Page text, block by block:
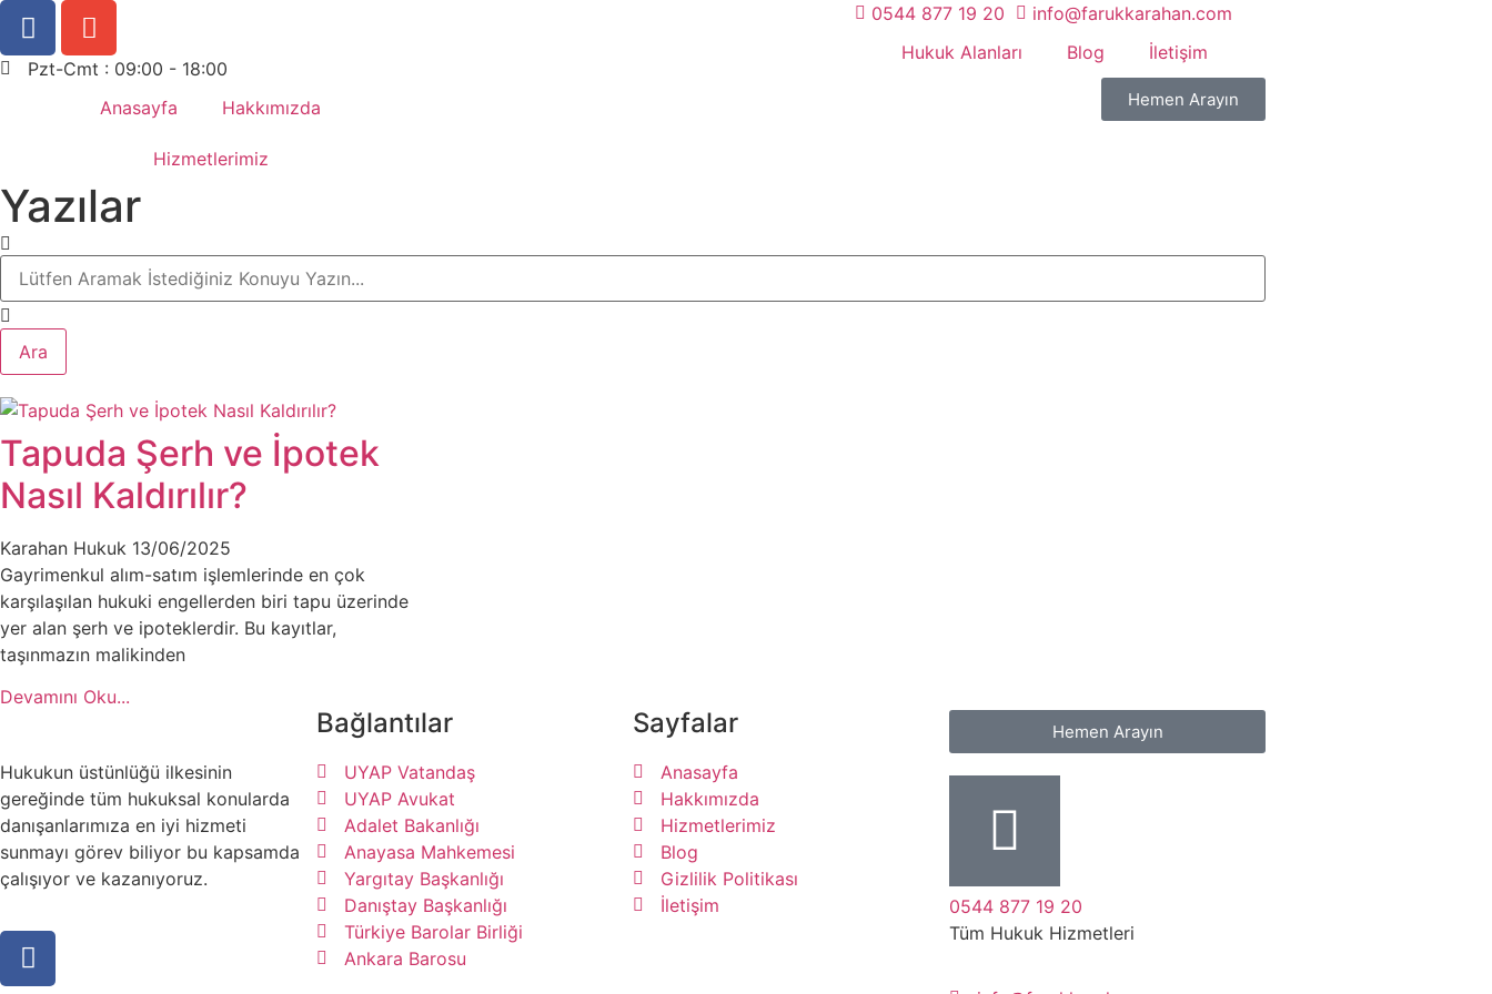
Pzt-Cmt : 09:00 - 18:00
Anasayfa
Hakkımızda
Hizmetlerimiz
0544 877 19 20
info@farukkarahan.com
Hukuk Alanları
Blog İletişim
Hemen Arayın
Yazılar
Ara
Tapuda Şerh ve İpotek
Nasıl Kaldırılır?
Karahan Hukuk 13/06/2025
Gayrimenkul alım-satım işlemlerinde en çok
karşılaşılan hukuki engellerden biri tapu üzerinde
yer alan şerh ve ipoteklerdir. Bu kayıtlar,
taşınmazın malikinden
Devamını Oku...
Hukukun üstünlüğü ilkesinin
gereğinde tüm hukuksal konularda
danışanlarımıza en iyi hizmeti
sunmayı görev biliyor bu kapsamda
çalışıyor ve kazanıyoruz.
Bağlantılar
UYAP Vatandaş
UYAP Avukat
Adalet Bakanlığı
Anayasa Mahkemesi
Yargıtay Başkanlığı
Danıştay Başkanlığı
Türkiye Barolar Birliği
Ankara Barosu
Sayfalar
Anasayfa
Hakkımızda
Hizmetlerimiz
Blog
Gizlilik Politikası
İletişim
Hemen Arayın
0544 877 19 20
Tüm Hukuk Hizmetleri